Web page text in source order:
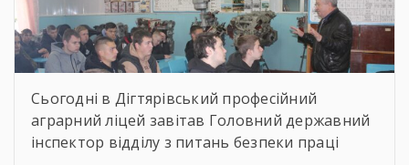
Сьогодні в Дігтярівський професійний
аграрний ліцей завітав Головний державний
інспектор відділу з питань безпеки праці